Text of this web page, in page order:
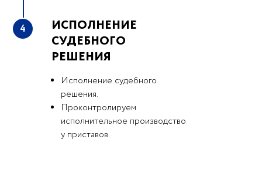
4
ИСПОЛНЕНИЕ
СУДЕБНОГО
РЕШЕНИЯ
Исполнение судебного
решения.
Проконтролируем
исполнительное производство
у приставов.